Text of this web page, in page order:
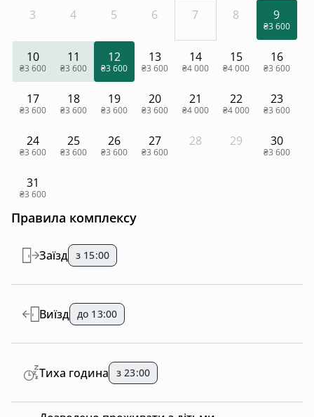
3 4 5 6 7 8 9
₴3 600
10
₴3 600
11
₴3 600
12
₴3 600
13
₴3 600
14
₴4 000
15
₴4 000
16
₴3 600
17
₴3 600
18
₴3 600
19
₴3 600
20
₴3 600
21
₴4 000
22
₴4 000
23
₴3 600
24
₴3 600
25
₴3 600
26
₴3 600
27
₴3 600
28 29 30
₴3 600
31
₴3 600
Правила комплексу
Заїзд з 15:00
Виїзд до 13:00
Тиха година з 23:00